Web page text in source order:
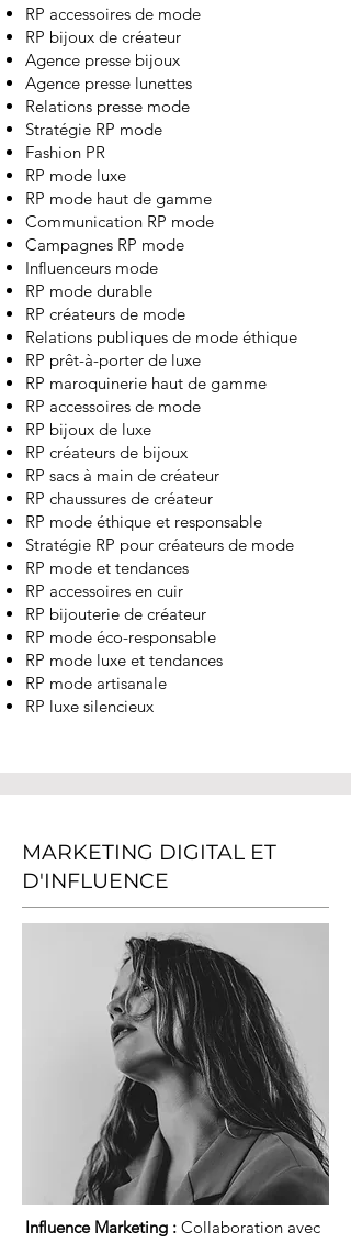
RP accessoires de mode
RP bijoux de créateur
Agence presse bijoux
Agence presse lunettes
Relations presse mode
Stratégie RP mode
Fashion PR
RP mode luxe
RP mode haut de gamme
Communication RP mode
Campagnes RP mode
Influenceurs mode
RP mode durable
RP créateurs de mode
Relations publiques de mode éthique
RP prêt-à-porter de luxe
RP maroquinerie haut de gamme
RP accessoires de mode
RP bijoux de luxe
RP créateurs de bijoux
RP sacs à main de créateur
RP chaussures de créateur
RP mode éthique et responsable
Stratégie RP pour créateurs de mode
RP mode et tendances
RP accessoires en cuir
RP bijouterie de créateur
RP mode éco-responsable
RP mode luxe et tendances
RP mode artisanale
RP luxe silencieux
MARKETING DIGITAL ET
D'INFLUENCE
Influence Marketing : Collaboration avec